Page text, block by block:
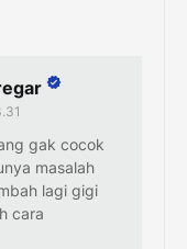
gak cocok
masalah
lagi gigi
cara